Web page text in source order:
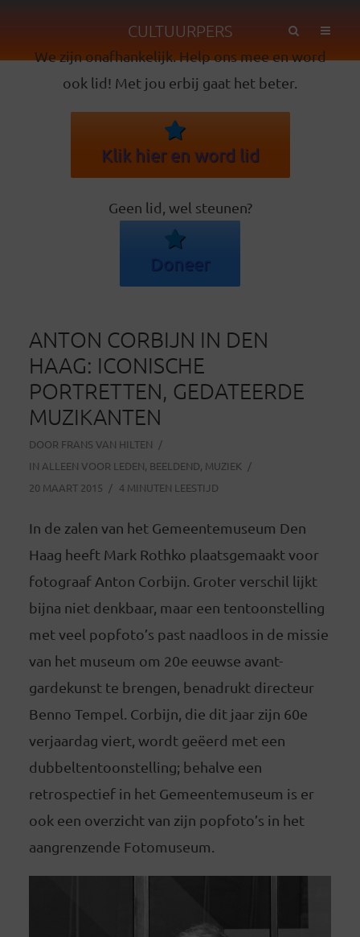
CULTUURPERS
We zijn onafhankelijk. Help ons mee en word
ook lid! Met jou erbij gaat het beter.
Klik hier en word lid
Geen lid, wel steunen?
Doneer
ANTON CORBIJN IN DEN
HAAG: ICONISCHE
PORTRETTEN, GEDATEERDE
MUZIKANTEN
DOOR FRANS VAN HILTEN
IN ALLEEN VOOR LEDEN, BEELDEND, MUZIEK
20 MAART 2015
4 MINUTEN LEESTIJD
In de zalen van het Gemeentemuseum Den
Haag heeft Mark Rothko plaatsgemaakt voor
fotograaf Anton Corbijn. Groter verschil lijkt
bijna niet denkbaar, maar een tentoonstelling
met veel popfoto’s past naadloos in de missie
van het museum om 20e eeuwse avant-
gardekunst te brengen, benadrukt directeur
Benno Tempel. Corbijn, die dit jaar zijn 60e
verjaardag viert, wordt geëerd met een
dubbeltentoonstelling; behalve een
retrospectief in het Gemeentemuseum is er
ook een overzicht van zijn popfoto’s in het
aangrenzende Fotomuseum.